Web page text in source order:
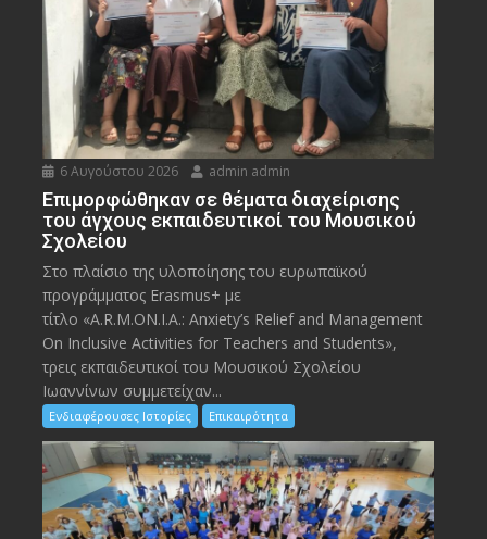
6 Αυγούστου 2026 admin admin
Eπιμορφώθηκαν σε θέματα διαχείρισης
του άγχους εκπαιδευτικοί του Μουσικού
Σχολείου
Στο πλαίσιο της υλοποίησης του ευρωπαϊκού
προγράμματος Erasmus+ με
τίτλο «A.R.M.ON.I.A.: Anxiety’s Relief and Management
On Inclusive Activities for Teachers and Students»,
τρεις εκπαιδευτικοί του Μουσικού Σχολείου
Ιωαννίνων συμμετείχαν...
Ενδιαφέρουσες Ιστορίες Επικαιρότητα